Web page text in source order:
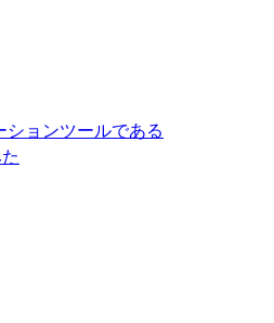
ョンツールである